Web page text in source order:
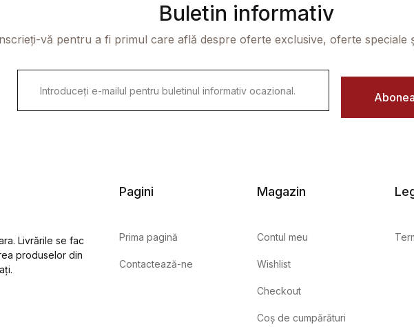
Buletin informativ
vă pentru a fi primul care află despre oferte exclusive, oferte speciale
i
Livrările se fac
produselor din
Pagini
Prima pagină
Contactează-ne
Magazin
Contul meu
Wishlist
Checkout
Coș de cumpărături